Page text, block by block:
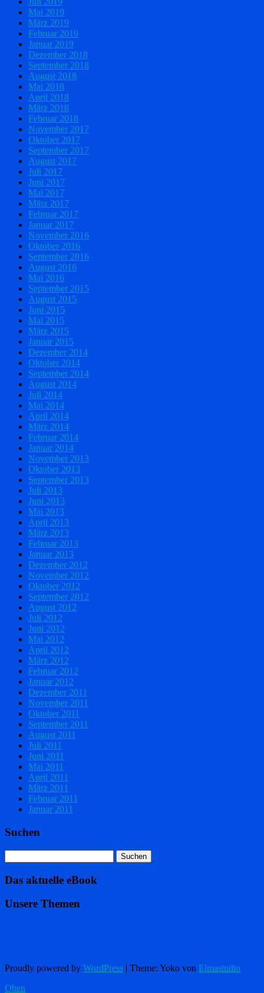
Mai 2019
März 2019
Februar 2019
Januar 2019
Dezember 2018
September 2018
August 2018
Mai 2018
April 2018
März 2018
Februar 2018
November 2017
Oktober 2017
September 2017
August 2017
Juli 2017
Juni 2017
Mai 2017
März 2017
Februar 2017
Januar 2017
November 2016
Oktober 2016
September 2016
August 2016
Mai 2016
September 2015
August 2015
Juni 2015
Mai 2015
März 2015
Januar 2015
Dezember 2014
Oktober 2014
September 2014
August 2014
Juli 2014
Mai 2014
April 2014
März 2014
Februar 2014
Januar 2014
November 2013
Oktober 2013
September 2013
Juli 2013
Juni 2013
Mai 2013
April 2013
März 2013
Februar 2013
Januar 2013
Dezember 2012
November 2012
Oktober 2012
September 2012
August 2012
Juli 2012
Juni 2012
Mai 2012
April 2012
März 2012
Februar 2012
Januar 2012
Dezember 2011
November 2011
Oktober 2011
September 2011
August 2011
Juli 2011
Juni 2011
Mai 2011
April 2011
März 2011
Februar 2011
Januar 2011
Suchen
Das aktuelle eBook
Unsere Themen
Proudly powered by WordPress | Theme: Yoko von Elmastudio
Oben